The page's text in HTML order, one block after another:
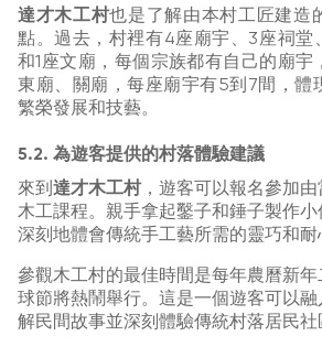
達才木工村也是了解由本村工匠建造
點。過去，村裡有4座廟宇、3座祠堂
和1座文廟，每個宗族都有自己的廟宇
東廟、關廟，每座廟宇有5到7間，體
繁榮發展和技藝。
5.2. 為遊客提供的村落體驗建議
來到 達才木工村，遊客可以報名參加
木工課程。親手拿起鑿子和錘子製作
深刻地體會傳統手工藝所需的靈巧和耐
參觀木工村的最佳時間是每年農曆新
球節將熱鬧舉行。這是一個遊客可以
解民間故事並深刻體驗傳統村落居民社